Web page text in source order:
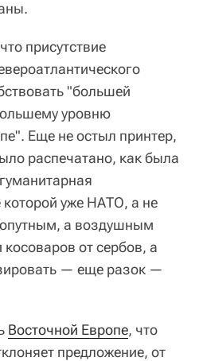
присутствие
"большей
уровню
Еще не остыл принтер,
распечатано, как была
которой уже НАТО, а не
а воздушным
от сербов, а
— еще разок —
Восточной Европе, что
предложение, от